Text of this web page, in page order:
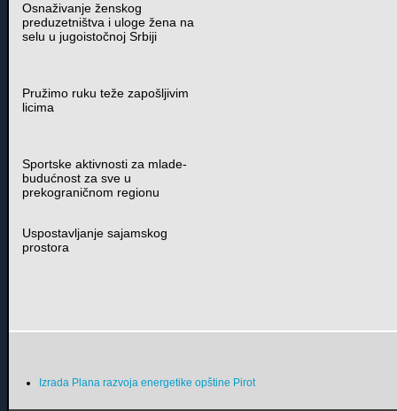
Osnaživanje ženskog
preduzetništva i uloge žena na
selu u jugoistočnoj Srbiji
Pružimo ruku teže zapošljivim
licima
Sportske aktivnosti za mlade-
budućnost za sve u
prekograničnom regionu
Uspostavljanje sajamskog
prostora
Izrada Plana razvoja energetike opštine Pirot